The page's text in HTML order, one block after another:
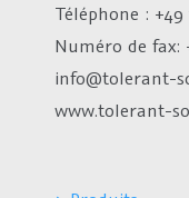
Téléphone : +49
Numéro de fax:
info@tolerant-
www.tolerant-